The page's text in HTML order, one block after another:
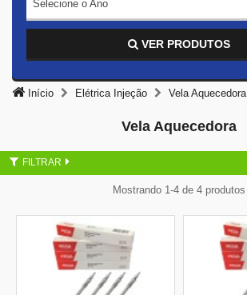
Selecione o Ano
VER PRODUTOS
Início Elétrica Injeção Vela Aquecedora
Vela Aquecedora
FILTRAR
Mostrando 1-4 de 4 produtos